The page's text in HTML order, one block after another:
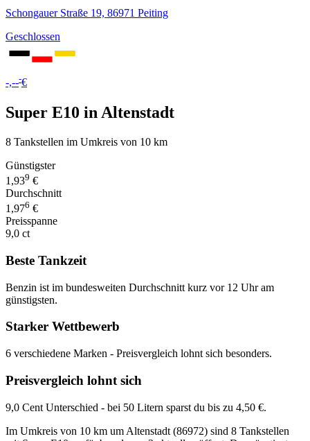
Schongauer Straße 19, 86971 Peiting
Geschlossen
-,---€
Super E10 in Altenstadt
8 Tankstellen im Umkreis von 10 km
Günstigster
1,939 €
Durchschnitt
1,976 €
Preisspanne
9,0 ct
Beste Tankzeit
Benzin ist im bundesweiten Durchschnitt kurz vor 12 Uhr am
günstigsten.
Starker Wettbewerb
6 verschiedene Marken - Preisvergleich lohnt sich besonders.
Preisvergleich lohnt sich
9,0 Cent Unterschied - bei 50 Litern sparst du bis zu 4,50 €.
Im Umkreis von 10 km um Altenstadt (86972) sind 8 Tankstellen